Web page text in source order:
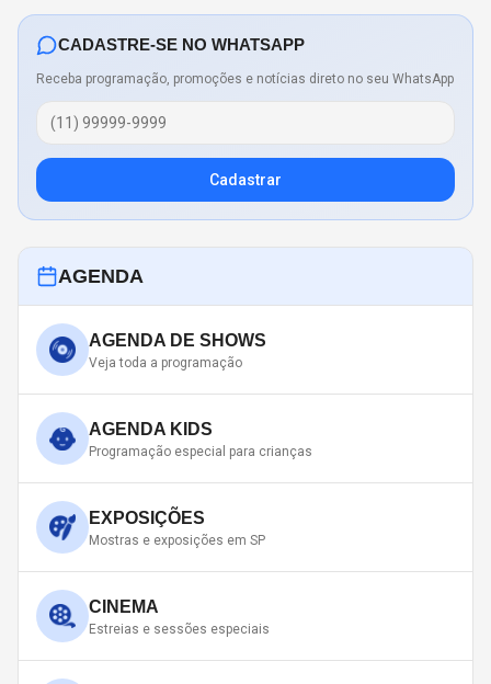
CADASTRE-SE NO WHATSAPP
Receba programação, promoções e notícias direto no seu WhatsApp
Cadastrar
AGENDA
AGENDA DE SHOWS
Veja toda a programação
AGENDA KIDS
Programação especial para crianças
EXPOSIÇÕES
Mostras e exposições em SP
CINEMA
Estreias e sessões especiais